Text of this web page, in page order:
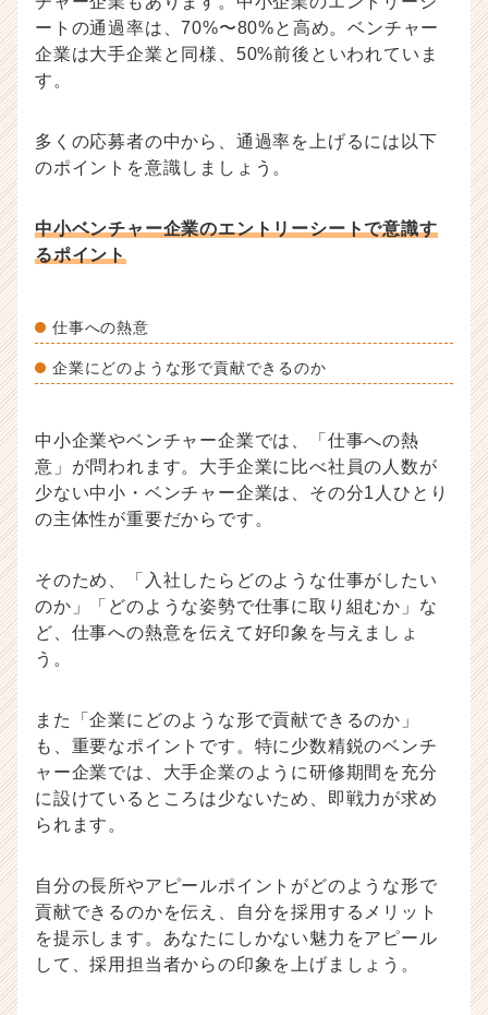
ートの通過率は、70%〜80%と高め。ベンチャー
企業は大手企業と同様、50%前後といわれていま
す。
多くの応募者の中から、通過率を上げるには以下
のポイントを意識しましょう。
中小ベンチャー企業のエントリーシートで意識す
るポイント
仕事への熱意
企業にどのような形で貢献できるのか
中小企業やベンチャー企業では、「仕事への熱
意」が問われます。大手企業に比べ社員の人数が
少ない中小・ベンチャー企業は、その分1人ひとり
の主体性が重要だからです。
そのため、「入社したらどのような仕事がしたい
のか」「どのような姿勢で仕事に取り組むか」な
ど、仕事への熱意を伝えて好印象を与えましょ
う。
また「企業にどのような形で貢献できるのか」
も、重要なポイントです。特に少数精鋭のベンチ
ャー企業では、大手企業のように研修期間を充分
に設けているところは少ないため、即戦力が求め
られます。
自分の長所やアピールポイントがどのような形で
貢献できるのかを伝え、自分を採用するメリット
を提示します。あなたにしかない魅力をアピール
して、採用担当者からの印象を上げましょう。